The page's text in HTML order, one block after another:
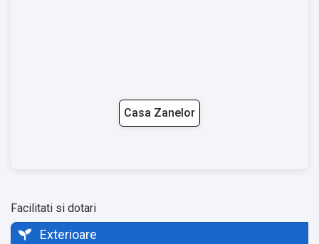
Casa Zanelor
Facilitati si dotari
Exterioare